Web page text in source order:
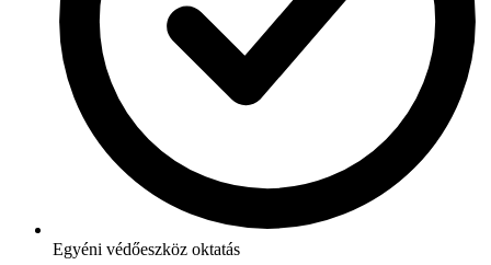
Egyéni védőeszköz oktatás